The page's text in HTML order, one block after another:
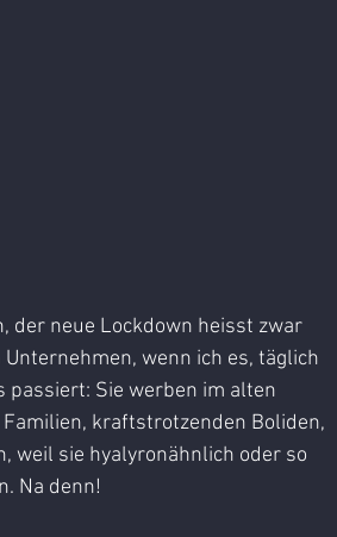
der neue Lockdown heisst zwar
wenn ich es, täglich
Sie werben im alten
kraftstrotzenden Boliden,
weil sie hyalyronähnlich oder so
Na denn!